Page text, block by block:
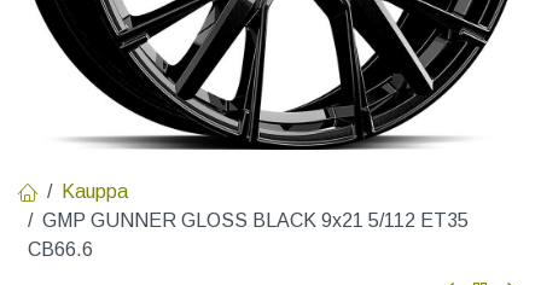
Kauppa
GMP GUNNER GLOSS BLACK 9x21 5/112 ET35
CB66.6